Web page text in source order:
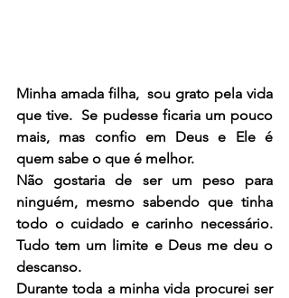
Minha amada filha,  sou grato pela vida
que tive.  Se pudesse ficaria um pouco
mais, mas confio em Deus e Ele é
quem sabe o que é melhor.
Não gostaria de ser um peso para
ninguém, mesmo sabendo que tinha
todo o cuidado e carinho necessário.
Tudo tem um limite e Deus me deu o
descanso.
Durante toda a minha vida procurei ser